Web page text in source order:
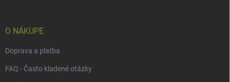
O NÁKUPE
Doprava a platba
FAQ - Často kladené otázky